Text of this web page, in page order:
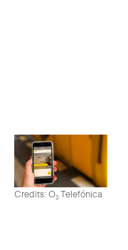
Credits: O2Telefónica